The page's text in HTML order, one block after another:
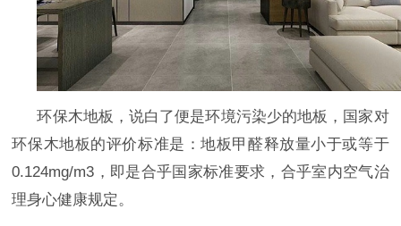
环保木地板，说白了便是环境污染少的地板，国家对
环保木地板的评价标准是：地板甲醛释放量小于或等于
0.124mg/m3 ，即是合乎国家标准要求，合乎室内空气治
理身心健康规定。